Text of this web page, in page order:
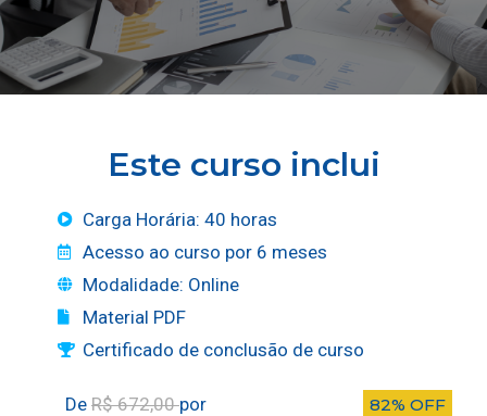
Este curso inclui
Carga Horária: 40 horas
Acesso ao curso por 6 meses
Modalidade: Online
Material PDF
Certificado de conclusão de curso
De R$ 672,00por 82% OFF